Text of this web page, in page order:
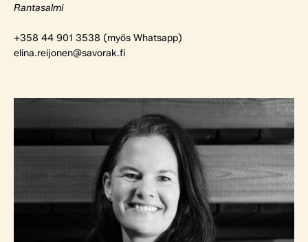
Rantasalmi
+358 44 901 3538 (myös Whatsapp)
elina.reijonen@savorak.fi